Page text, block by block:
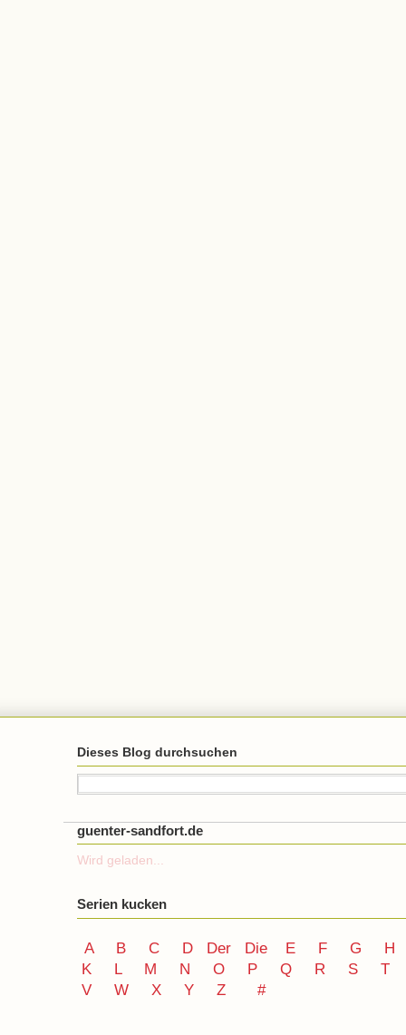
Dieses Blog durchsuchen
guenter-sandfort.de
Wird geladen...
Serien kucken
A B C D Der Die E F G
H
K
L M N O P Q R S
T
V
W X Y Z #